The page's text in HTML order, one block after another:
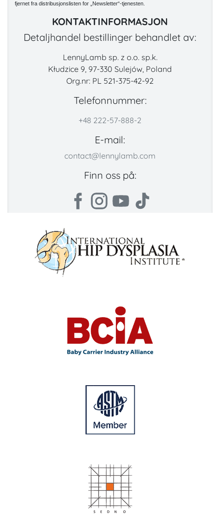
fjernet fra distribusjonslisten for „Newsletter“-tjenesten.
KONTAKTINFORMASJON
Detaljhandel bestillinger behandlet av:
LennyLamb sp. z o.o. sp.k.
Kłudzice 9, 97-330 Sulejów, Poland
Org.nr: PL 521-375-42-92
Telefonnummer:
+48 222-57-888-2
E-mail:
contact@lennylamb.com
Finn oss på: